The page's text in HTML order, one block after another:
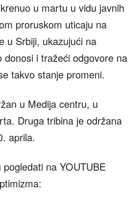
u martu u vidu javnih
proruskom uticaju na
u Srbiji, ukazujući na
donosi i tražeći odgovore na
takvo stanje promeni.
u Medija centru, u
Druga tribina je održana
aprila.
pogledati na YOUTUBE